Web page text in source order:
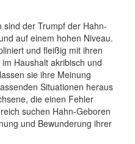
sind der Trumpf der Hahn-
auf einem hohen Niveau.
und fleißig mit ihren
Haushalt akribisch und
sie ihre Meinung
Situationen heraus
die einen Fehler
suchen Hahn-Geboren
und Bewunderung ihrer